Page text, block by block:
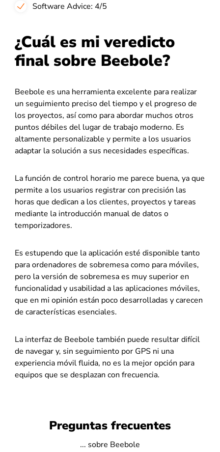
Software Advice: 4/5
¿Cuál es mi veredicto
final sobre Beebole?
Beebole es una herramienta excelente para realizar
un seguimiento preciso del tiempo y el progreso de
los proyectos, así como para abordar muchos otros
puntos débiles del lugar de trabajo moderno. Es
altamente personalizable y permite a los usuarios
adaptar la solución a sus necesidades específicas.
La función de control horario me parece buena, ya que
permite a los usuarios registrar con precisión las
horas que dedican a los clientes, proyectos y tareas
mediante la introducción manual de datos o
temporizadores.
Es estupendo que la aplicación esté disponible tanto
para ordenadores de sobremesa como para móviles,
pero la versión de sobremesa es muy superior en
funcionalidad y usabilidad a las aplicaciones móviles,
que en mi opinión están poco desarrolladas y carecen
de características esenciales.
La interfaz de Beebole también puede resultar difícil
de navegar y, sin seguimiento por GPS ni una
experiencia móvil fluida, no es la mejor opción para
equipos que se desplazan con frecuencia.
Preguntas frecuentes
... sobre Beebole